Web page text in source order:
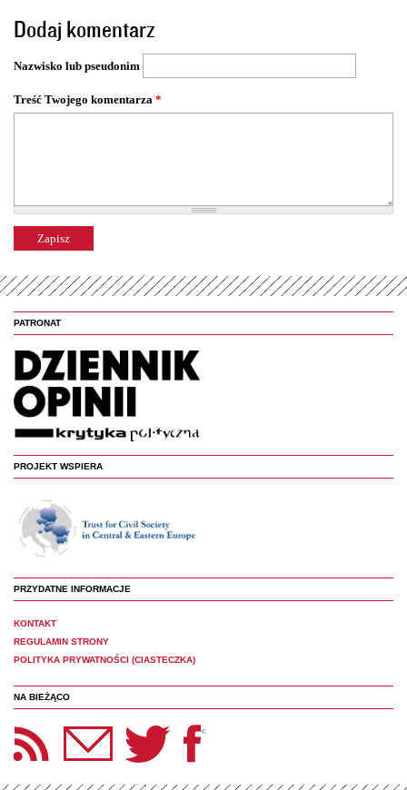
r
o
y
Dodaj komentarz
Nazwisko lub pseudonim
Treść Twojego komentarza *
PATRONAT
PROJEKT WSPIERA
PRZYDATNE INFORMACJE
KONTAKT
REGULAMIN STRONY
POLITYKA PRYWATNOŚCI (CIASTECZKA)
NA BIEŻĄCO
Panoptyka Facebook <